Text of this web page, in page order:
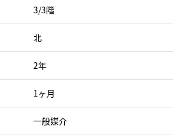
3/3階
北
2年
1ヶ月
一般媒介